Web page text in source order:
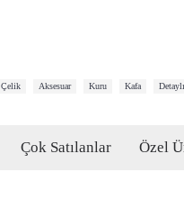
Çelik Aksesuar Kuru Kafa Detaylı
Çok Satılanlar Özel